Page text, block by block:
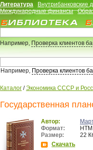
Литература
Внутрибанковские
Международные финансы
Например,Проверка клиентов
Например, Проверка клиентов
Каталог /Экономика СССР и
Государственная
Автор:
Формат:
Размер:
22
Скачать